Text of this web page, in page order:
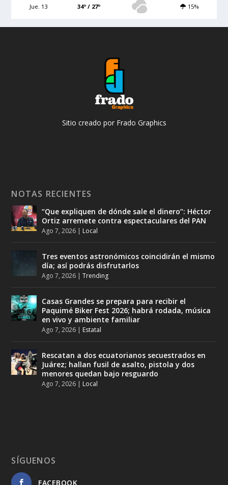
Jue. 13 34º / 27º 15%
Sitio creado por Frado Graphics
NOTAS RECIENTES
“Que expliquen de dónde sale el dinero”: Héctor
Ortiz arremete contra espectaculares del PAN
Ago 7, 2026 | Local
Tres eventos astronómicos coincidirán el mismo
día; así podrás disfrutarlos
Ago 7, 2026 |Trending
Casas Grandes se prepara para recibir el
Paquimé Biker Fest 2026; habrá rodada, música
en vivo y ambiente familiar
Ago 7, 2026 | Estatal
Rescatan a dos ecuatorianos secuestrados en
Juárez; hallan fusil de asalto, pistola y dos
menores quedan bajo resguardo
Ago 7, 2026 | Local
SÍGUENOS
FACEBOOK